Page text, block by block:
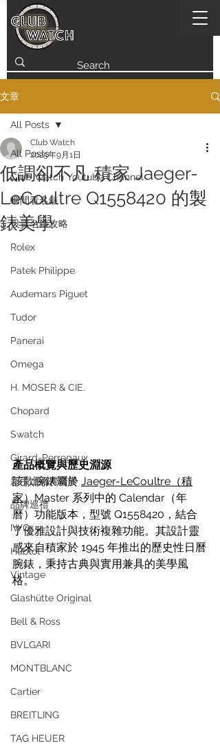
文章
All Posts
Club Watch Youtube Channel
瞬間看名錶
投資名錶攻略
Rolex
Patek Philippe
Audemars Piguet
Tudor
Panerai
Omega
H. MOSER & CIE.
Chopard
Swatch
Girard-Perregaux
新手上路齊齊學
品牌巡禮
IWC
Hublot
Vintage
Glashütte Original
Bell & Ross
BVLGARI
MONTBLANC
Cartier
BREITLING
TAG HEUER
All Posts
低調卻不凡 積家 Jaeger-
LeCoultre Q1558420 的製
錶美學
Club Watch
2025年9月1日
產品概覽與歷史淵源
該款腕錶屬於 Jaeger-LeCoultre（積
家）Master 系列中的 Calendar（年
曆）功能版本，型號 Q1558420，結合
了優雅設計與技術複雜功能。其設計靈
感來自積家於 1945 年推出的歷史性日曆
腕錶，秉持古典與實用兼具的美學風
格。